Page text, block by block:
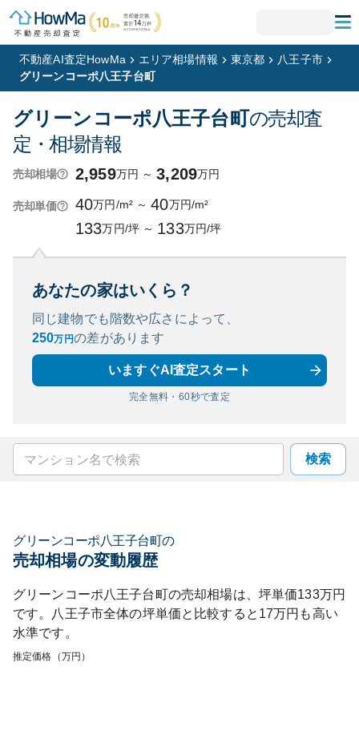
不動産AI査定HowMa エリア相場情報 東京都
八王子市
グリーンコーポ八王子台町
グリーンコーポ八王子台町の売却査
定・相場情報
売却相場 2,959万円 ～ 3,209万円
売却単価 40万円/m² ～ 40万円/m²
133万円/坪 ～ 133万円/坪
あなたの家はいくら？
同じ建物でも階数や広さによって、
250万円の差があります
いますぐAI査定スタート
完全無料・60秒で査定
検索
グリーンコーポ八王子台町の
売却相場の変動履歴
グリーンコーポ八王子台町の売却相場は、坪単価133万円
です。 八王子市全体の坪単価と比較すると 17万円も高い
水準です。
推定価格（万円）